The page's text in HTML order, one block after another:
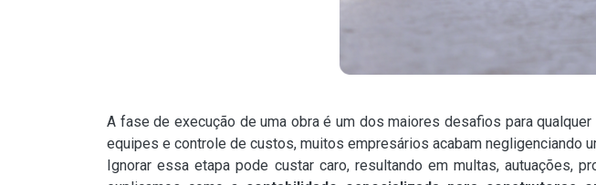
A fase de execução de uma obra é um dos maiores desafios para
equipes e controle de custos, muitos empresários acabam negligenciando
Ignorar essa etapa pode custar caro, resultando em multas, autuações,